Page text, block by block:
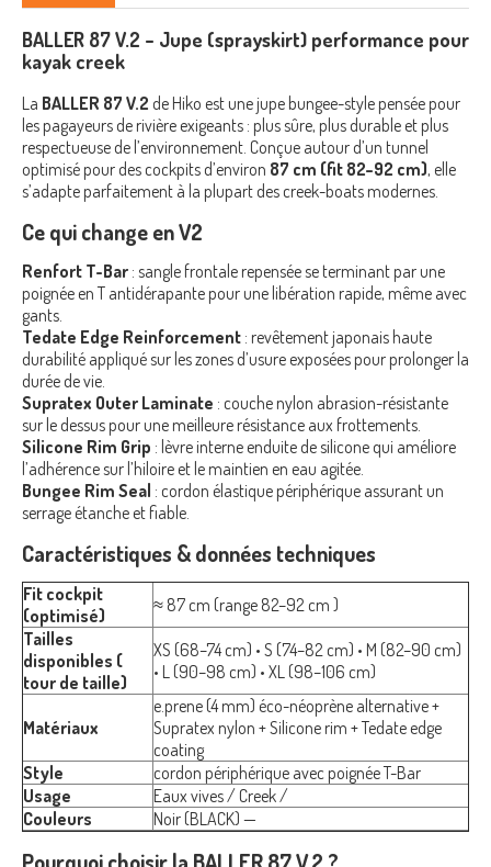
BALLER 87 V.2 – Jupe (sprayskirt) performance pour
kayak creek
La BALLER 87 V.2 de Hiko est une jupe bungee-style pensée pour
les pagayeurs de rivière exigeants : plus sûre, plus durable et plus
respectueuse de l’environnement. Conçue autour d’un tunnel
optimisé pour des cockpits d’environ 87 cm (fit 82–92 cm), elle
s’adapte parfaitement à la plupart des creek-boats modernes.
Ce qui change en V2
Renfort T-Bar : sangle frontale repensée se terminant par une
poignée en T antidérapante pour une libération rapide, même avec
gants.
Tedate Edge Reinforcement : revêtement japonais haute
durabilité appliqué sur les zones d’usure exposées pour prolonger la
durée de vie.
Supratex Outer Laminate : couche nylon abrasion-résistante
sur le dessus pour une meilleure résistance aux frottements.
Silicone Rim Grip : lèvre interne enduite de silicone qui améliore
l’adhérence sur l’hiloire et le maintien en eau agitée.
Bungee Rim Seal : cordon élastique périphérique assurant un
serrage étanche et fiable.
Caractéristiques & données techniques
Fit cockpit
(optimisé)
≈ 87 cm (range 82–92 cm )
Tailles
disponibles (
tour de taille)
XS (68–74 cm) • S (74–82 cm) • M (82–90 cm)
• L (90–98 cm) • XL (98–106 cm)
Matériaux
e.prene (4 mm) éco-néoprène alternative +
Supratex nylon + Silicone rim + Tedate edge
coating
Style
cordon périphérique avec poignée T-Bar
Usage
Eaux vives / Creek /
Couleurs
Noir (BLACK) —